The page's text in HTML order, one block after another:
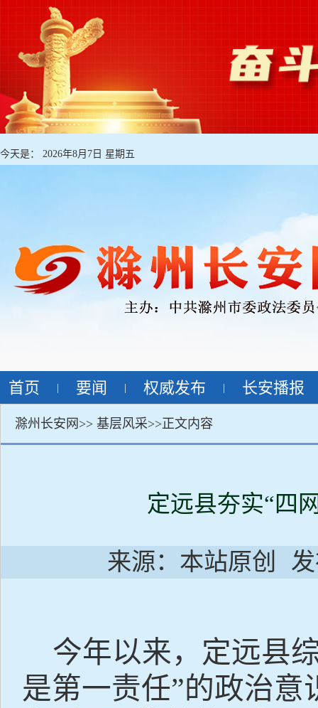
今天是： 2026年8月7日 星期五
首页 要闻 权威发布 长安播报
滁州长安网>> 基层风采>>正文内容
定远县夯实“四
来源：本站原创
今年以来，定远县
是第一责任”的政治意